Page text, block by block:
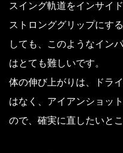
スイング軌道をインサイ
ストロンググリップにす
しても、このようなイン
はとても難しいです。
体の伸び上がりは、ドラ
はなく、アイアンショッ
ので、確実に直したいとこ